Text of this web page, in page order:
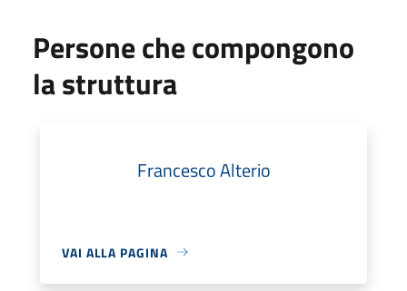
Persone che compongono
la struttura
Francesco Alterio
VAI ALLA PAGINA